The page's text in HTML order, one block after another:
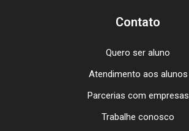
Contato
Quero ser aluno
Atendimento aos alunos
Parcerias com empresas
Trabalhe conosco